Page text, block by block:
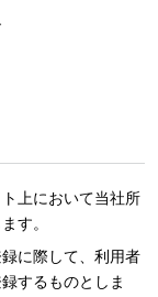
上において当社所
す。
に際して、利用者
するものとしま